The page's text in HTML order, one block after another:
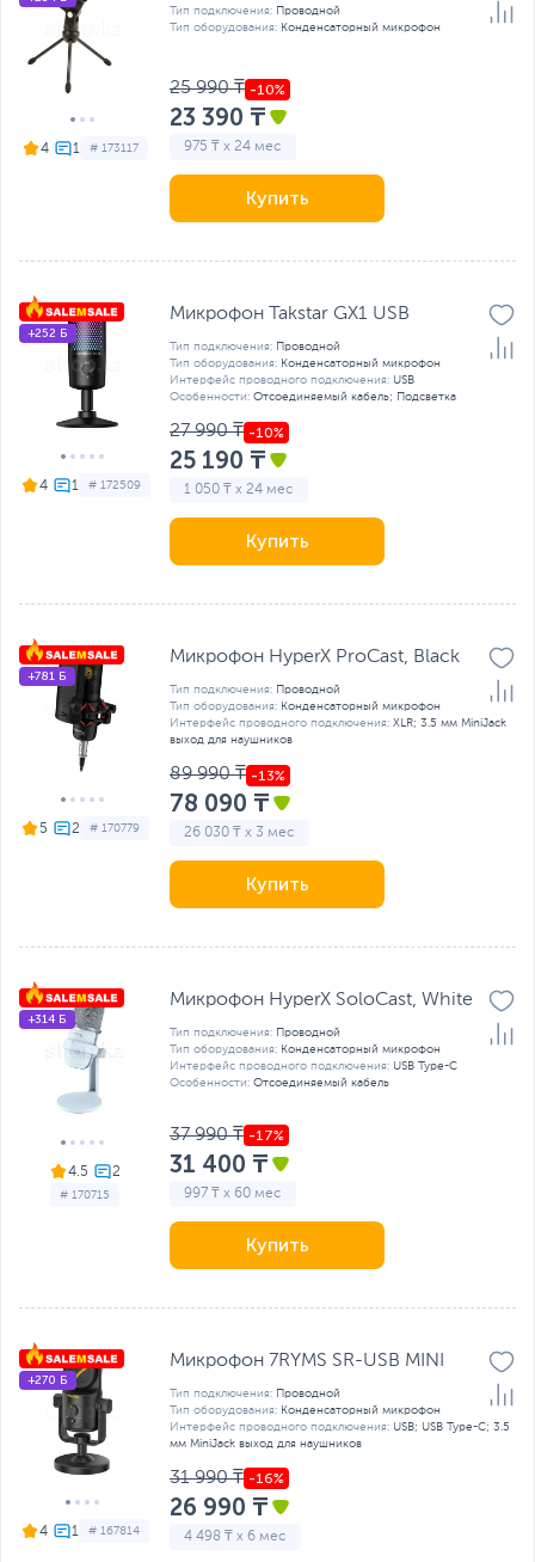
4 # 173117
Тип подключения: Проводной
Тип оборудования: Конденсаторный микрофон
25 990 ₸
23 390 ₸
975 ₸ x 24 мес
Купить
4 # 172509
+252 Б
Микрофон Takstar GX1 USB
Тип подключения: Проводной
Тип оборудования: Конденсаторный микрофон
Интерфейс проводного подключения: USB
Особенности: Отсоединяемый кабель; Подсветка
27 990 ₸
25 190 ₸
1 050 ₸ x 24 мес
Купить
5 # 170779
+781 Б
Микрофон HyperX ProCast, Black
Тип подключения: Проводной
Тип оборудования: Конденсаторный микрофон
Интерфейс проводного подключения: XLR; 3.5 мм MiniJack
выход для наушников
89 990 ₸
78 090 ₸
26 030 ₸ x 3 мес
Купить
4.5
# 170715
+314 Б
Микрофон HyperX SoloCast, White
Тип подключения: Проводной
Тип оборудования: Конденсаторный микрофон
Интерфейс проводного подключения: USB Type-C
Особенности: Отсоединяемый кабель
37 990 ₸
31 400 ₸
997 ₸ x 60 мес
Купить
4 # 167814
+270 Б
Микрофон 7RYMS SR-USB MINI
Тип подключения: Проводной
Тип оборудования: Конденсаторный микрофон
Интерфейс проводного подключения: USB; USB Type-C; 3.5
мм MiniJack выход для наушников
31 990 ₸
26 990 ₸
4 498 ₸ x 6 мес